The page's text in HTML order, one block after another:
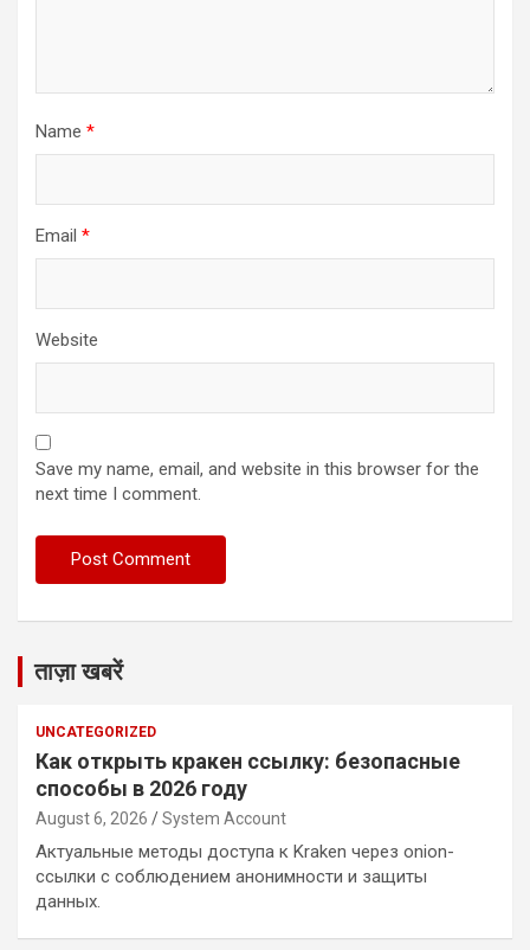
Name *
Email *
Website
Save my name, email, and website in this browser for the
next time I comment.
ताज़ा खबरें
UNCATEGORIZED
Как открыть кракен ссылку: безопасные
способы в 2026 году
August 6, 2026 System Account
Актуальные методы доступа к Kraken через onion-
ссылки с соблюдением анонимности и защиты
данных.